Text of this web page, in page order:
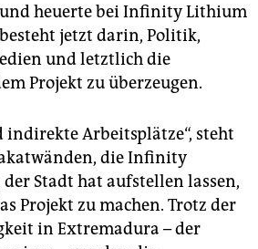
und heuerte bei Infinity Lithium
jetzt darin, Politik,
und letztlich die
Projekt zu überzeugen.
indirekte Arbeitsplätze“, steht
die Infinity
Stadt hat aufstellen lassen,
Projekt zu machen. Trotz der
in Extremadura – der